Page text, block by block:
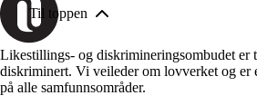
Til toppen
Likestillings- og diskrimineringsombudet er
diskriminert. Vi veileder om lovverket og
på alle samfunnsområder.